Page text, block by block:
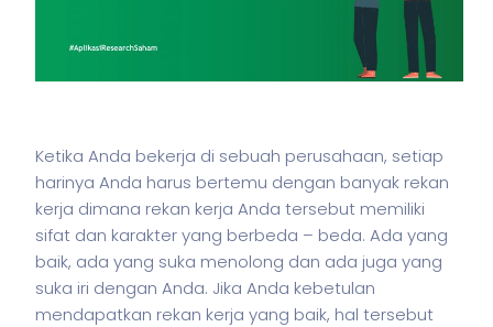
Ketika Anda bekerja di sebuah perusahaan, setiap
harinya Anda harus bertemu dengan banyak rekan
kerja dimana rekan kerja Anda tersebut memiliki
sifat dan karakter yang berbeda – beda. Ada yang
baik, ada yang suka menolong dan ada juga yang
suka iri dengan Anda. Jika Anda kebetulan
mendapatkan rekan kerja yang baik, hal tersebut